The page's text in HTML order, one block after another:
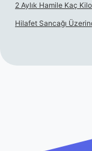
2 Aylık Hamile Kaç Kilo
Hilafet Sancağı